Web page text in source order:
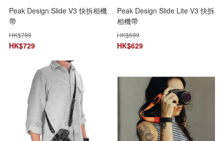
Peak Design Slide V3 快拆相機
帶
HK$799
HK$729
Peak Design Slide Lite V3 快拆
相機帶
HK$699
HK$629